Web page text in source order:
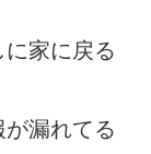
家に戻る
漏れてる